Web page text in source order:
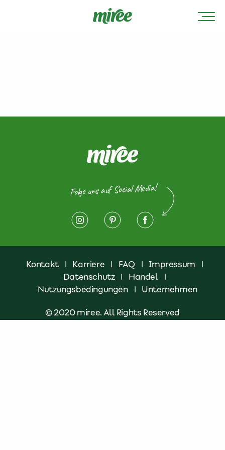
Folge uns auf Social Media!
Kontakt | Karriere | FAQ | Impressum
|
Datenschutz | Handel
|
Nutzungsbedingungen
| Unternehmen
© 2020 miree. All Rights Reserved